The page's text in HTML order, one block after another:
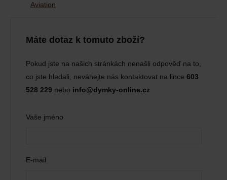
Aviation
Máte dotaz k tomuto zboží?
Pokud jste na našich stránkách nenašli odpověď na to,
co jste hledali, neváhejte nás kontaktovat na lince 603
528 229 nebo info@dymky-online.cz
Vaše jméno
E-mail